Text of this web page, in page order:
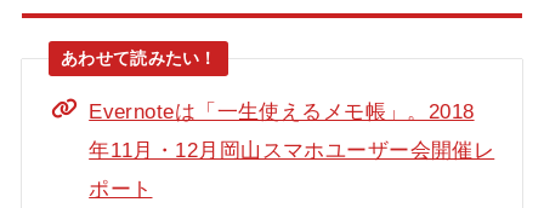
Evernoteは「一生使えるメモ帳」。2018
年11月・12月岡山スマホユーザー会開催レ
ポート